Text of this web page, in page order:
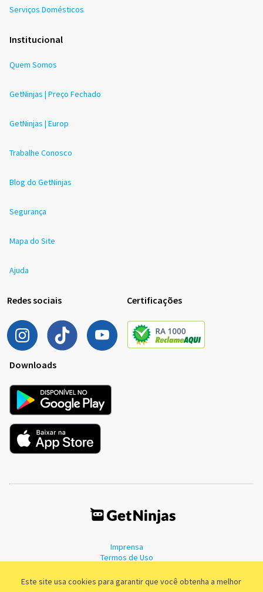
Este site usa cookies para garantir que você obtenha a melhor
Serviços Domésticos
Institucional
Quem Somos
GetNinjas | Preço Fechado
GetNinjas | Europ
Trabalhe Conosco
Blog do GetNinjas
Segurança
Mapa do Site
Ajuda
Redes sociais Certificações
Downloads
Imprensa
Termos de Uso